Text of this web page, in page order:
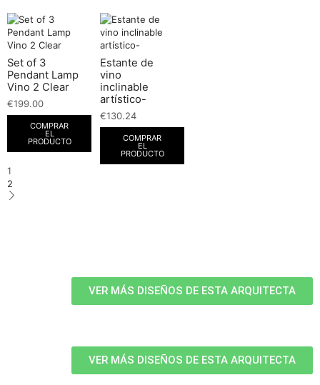
Set of 3
Pendant Lamp
Vino 2 Clear
€199.00
COMPRAR
EL
PRODUCTO
Estante de
vino
inclinable
artístico-
€130.24
COMPRAR
EL
PRODUCTO
1
2
VER MÁS DISEÑOS DE ESTA ARQUITECTA
VER MÁS DISEÑOS DE ESTA ARQUITECTA